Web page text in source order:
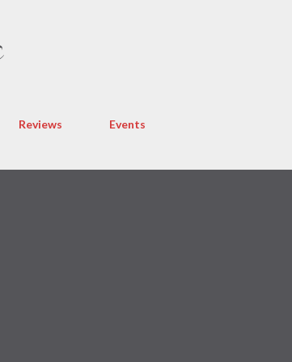
Reviews Events